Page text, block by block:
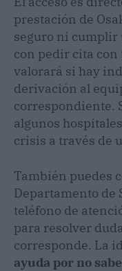
prestación de
seguro ni cumplir
con pedir cita con
valorará si hay
derivación al
correspondiente.
algunos
crisis a través de
También puedes
Departamento de
teléfono de
para resolver
corresponde. La
ayuda por no